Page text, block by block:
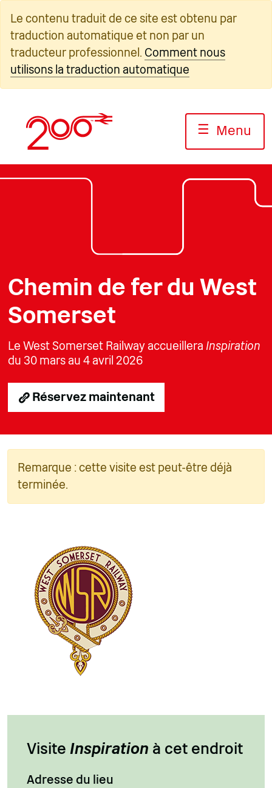
content
Le contenu traduit de ce site est obtenu par
traduction automatique et non par un
traducteur professionnel. Comment nous
utilisons la traduction automatique
☰ Menu
Chemin de fer du West
Somerset
Le West Somerset Railway accueillera Inspiration
du 30 mars au 4 avril 2026
Réservez maintenant
Remarque : cette visite est peut-être déjà
terminée.
Visite Inspiration à cet endroit
Adresse du lieu